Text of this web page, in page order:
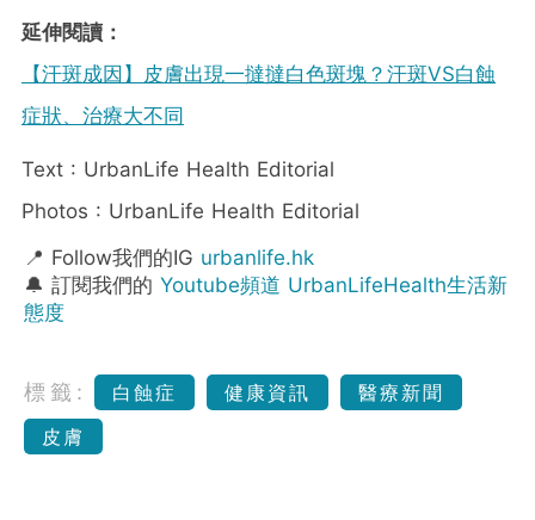
延伸閱讀：
【汗斑成因】皮膚出現一撻撻白色斑塊？汗斑VS白蝕
症狀、治療大不同
Text : UrbanLife Health Editorial
Photos : UrbanLife Health Editorial
📍 Follow我們的IG urbanlife.hk
🔔 訂閱我們的 Youtube頻道 UrbanLifeHealth生活新
態度
標籤: 白蝕症 健康資訊
醫療新聞
皮膚